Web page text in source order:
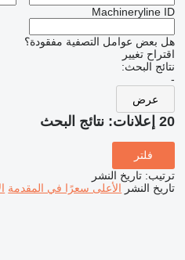
Machineryline ID
هل بعض عوامل التصفية مفقودة؟
اقتراح تغيير
نتائج البحث:
-
عرض
20 إعلانات: نتائج البحث
فلتر
ترتيب: تاريخ النشر
تاريخ النشر الأعلى سعرًا في المقدمة